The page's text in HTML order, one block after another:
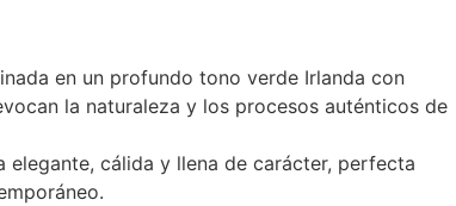
en un profundo tono verde Irlanda con
la naturaleza y los procesos auténticos de
elegante, cálida y llena de carácter, perfecta